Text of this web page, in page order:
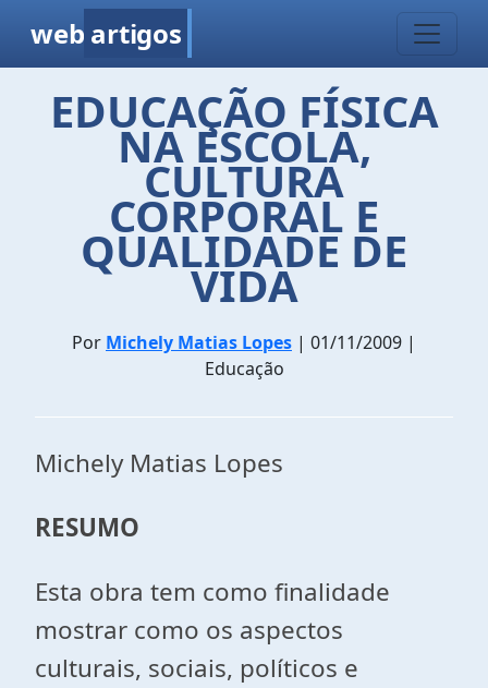
web artigos
EDUCAÇÃO FÍSICA
NA ESCOLA,
CULTURA
CORPORAL E
QUALIDADE DE
VIDA
Por Michely Matias Lopes | 01/11/2009 |
Educação
Michely Matias Lopes
RESUMO
Esta obra tem como finalidade
mostrar como os aspectos
culturais, sociais, políticos e